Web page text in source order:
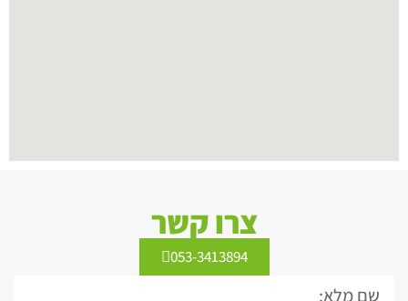
צרו קשר
053-3413894